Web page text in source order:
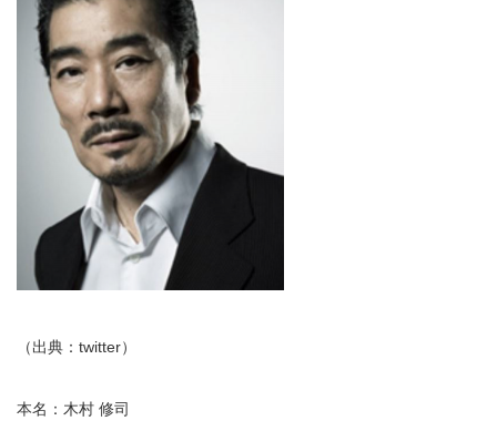
（出典：twitter）
本名：木村 修司